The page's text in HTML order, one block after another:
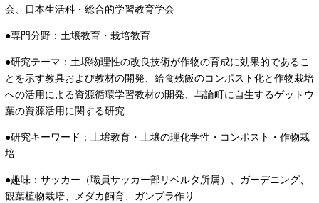
会、日本生活科・総合的学習教育学会
●専門分野：土壌教育・栽培教育
●研究テーマ：土壌物理性の改良技術が作物の育成に効果的であるこ
とを示す教具および教材の開発、給食残飯のコンポスト化と作物栽培
への活用による資源循環学習教材の開発、与論町に自生するゲットウ
葉の資源活用に関する研究
●研究キーワード：土壌教育・土壌の理化学性・コンポスト・作物栽
培
●趣味：サッカー（職員サッカー部リベルタ所属）、ガーデニング、
観葉植物栽培、メダカ飼育、ガンプラ作り